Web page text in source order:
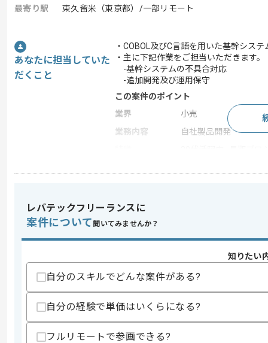
最寄り駅
東久留米（東京都）/一部リモート
あなたに担当していた
だくこと
・COBOL及びC言語を用いた基幹シス
・主に下記作業をご担当いただきます。
-基幹システムの不具合対応
-追加開発及び運用保守
この案件のポイント
業界
小売
業務内容
自社製品開発
スキル
・COBOLを用いた開発経験
・IBMメインフレームを用いた開発経験
歓迎スキル
・IMSまたはDB2を用いた作業経験
スキルに不安がある方へ
上記に似た経験やスキルをお持ちであれば申
レバテックフリーランスに
案件について 聞いてみませんか？
知りたい
自分のスキルでどんな案件がある?
自分の経験で単価はいくらになる?
フルリモートで参画できる?